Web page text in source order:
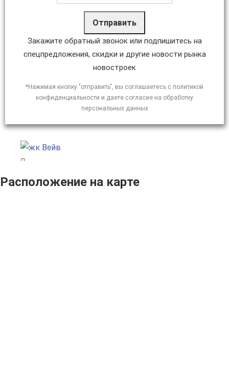
Отправить
Закажите обратный звонок или подпишитесь на
спецпредложения, скидки и другие новости рынка
новостроек
*Нажимая кнопку "отправить", вы соглашаетесь с политикой
конфиденциальности и даете согласие на обработку
персональных данных
Расположение на карте